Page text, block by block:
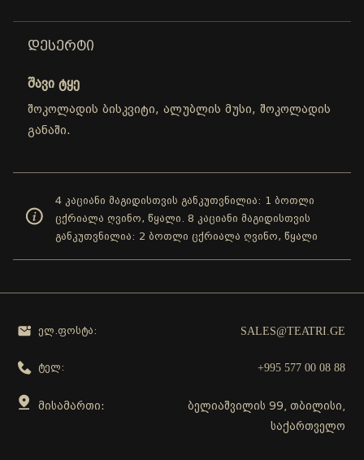
ᲓᲔᲡᲔᲠᲢᲘ
შავი ტყე
შოკოლადის ბისკვიტი, ალუბლის მუსი, შოკოლადის
განაში.
4 კაციანი მაგიდისთვის განკუთვნილია: 1 ბოთლი
ცქრიალა ღვინო, წყალი. 8 კაციანი მაგიდისთვის
განკუთვნილია: 2 ბოთლი ცქრიალა ღვინო, წყალი
ელ.ფოსტა: SALES@TEATRI.GE
ტელ: +995 577 00 08 88
მისამართი:
ბელიაშვილის 99, თბილისი,
საქართველო